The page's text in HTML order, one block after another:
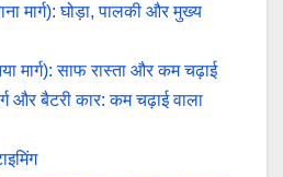
मार्ग): घोड़ा, पालकी और मुख्य
मार्ग): साफ रास्ता और कम चढ़ाई
और बैटरी कार: कम चढ़ाई वाला